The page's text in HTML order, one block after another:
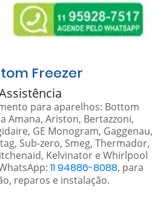
Freezer
para aparelhos: Bottom
Amana, Ariston, Bertazzoni,
GE Monogram, Gaggenau,
Sub-zero, Smeg, Thermador,
Kelvinator e Whirlpool
11 94886-8088, para
reparos e instalação.